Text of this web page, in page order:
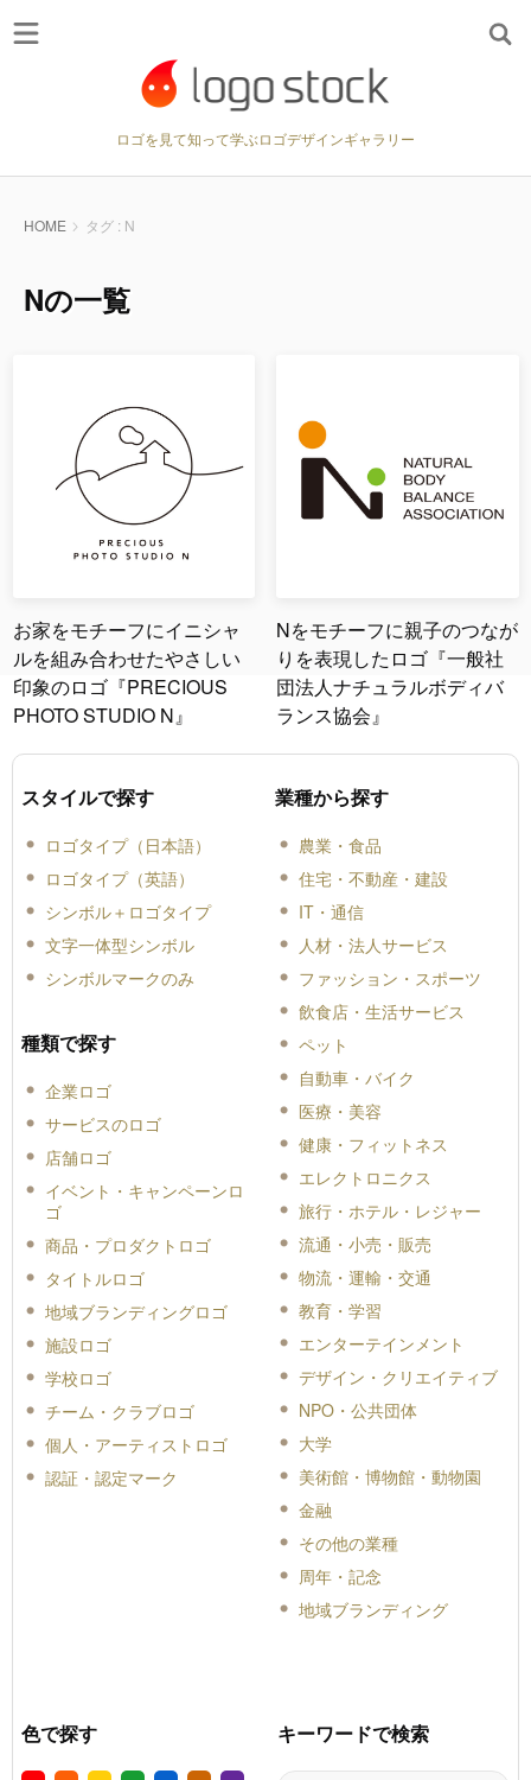
ロゴを見て知って学ぶロゴデザインギャラリー
HOME タグ : N
Nの一覧
お家をモチーフにイニシャ
ルを組み合わせたやさしい
印象のロゴ『PRECIOUS
PHOTO STUDIO N』
Nをモチーフに親子のつなが
りを表現したロゴ『一般社
団法人ナチュラルボディバ
ランス協会』
スタイルで探す
ロゴタイプ（日本語）
ロゴタイプ（英語）
シンボル＋ロゴタイプ
文字一体型シンボル
シンボルマークのみ
種類で探す
企業ロゴ
サービスのロゴ
店舗ロゴ
イベント・キャンペーンロ
ゴ
商品・プロダクトロゴ
タイトルロゴ
地域ブランディングロゴ
施設ロゴ
学校ロゴ
チーム・クラブロゴ
個人・アーティストロゴ
認証・認定マーク
業種から探す
農業・食品
住宅・不動産・建設
IT・通信
人材・法人サービス
ファッション・スポーツ
飲食店・生活サービス
ペット
自動車・バイク
医療・美容
健康・フィットネス
エレクトロニクス
旅行・ホテル・レジャー
流通・小売・販売
物流・運輸・交通
教育・学習
エンターテインメント
デザイン・クリエイティブ
NPO・公共団体
大学
美術館・博物館・動物園
金融
その他の業種
周年・記念
地域ブランディング
色で探す キーワードで検索